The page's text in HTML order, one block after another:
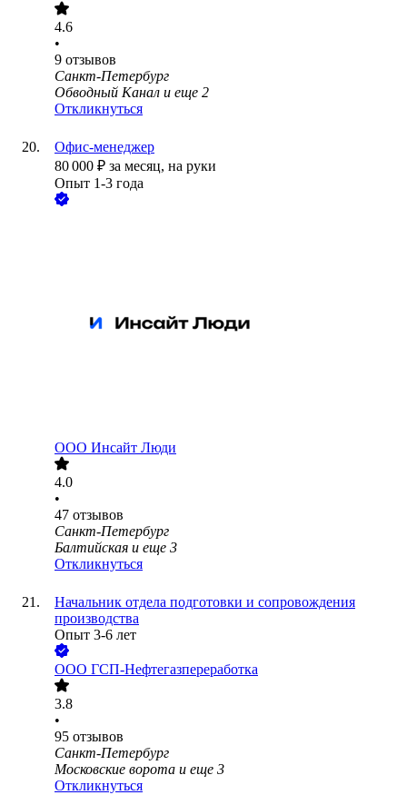
4.6
•
9 отзывов
Санкт-Петербург
Обводный Канал и еще 2
Откликнуться
Офис-менеджер
80 000 ₽ за месяц, на руки
Опыт 1-3 года
ООО Инсайт Люди
4.0
•
47 отзывов
Санкт-Петербург
Балтийская и еще 3
Откликнуться
Начальник отдела подготовки и сопровождения
производства
Опыт 3-6 лет
ООО ГСП-Нефтегазпереработка
3.8
•
95 отзывов
Санкт-Петербург
Московские ворота и еще 3
Откликнуться